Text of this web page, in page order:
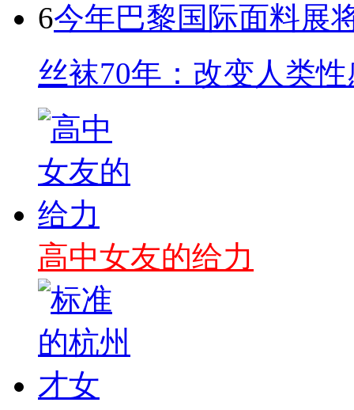
6今年巴黎国际面料展
丝袜70年：改变人类
高中女友的给力